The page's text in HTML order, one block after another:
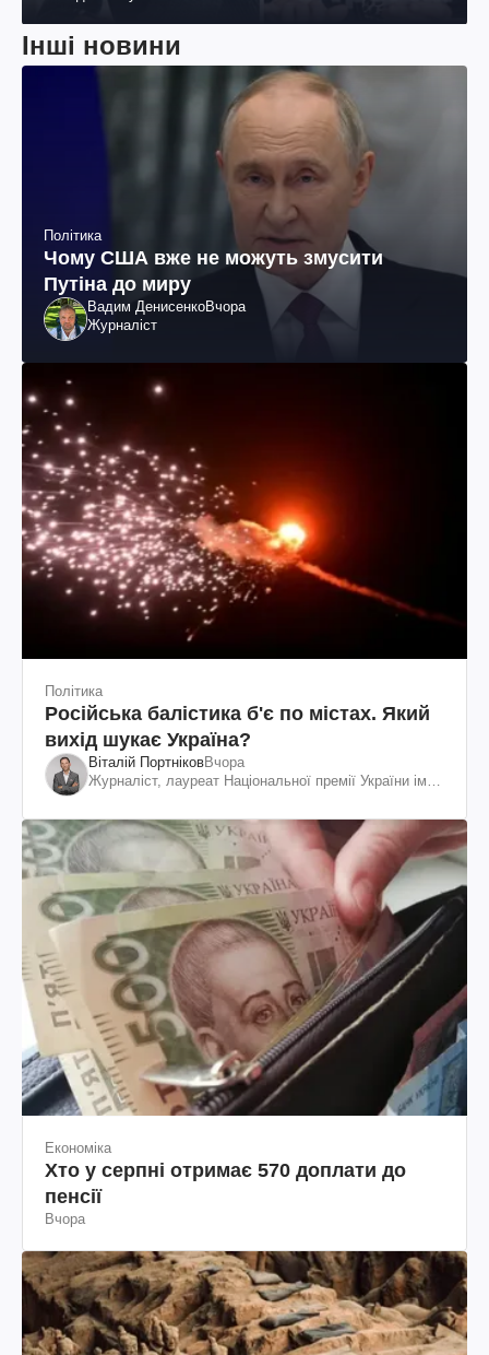
Інші новини
Політика
Чому США вже не можуть змусити
Путіна до миру
Вадим ДенисенкоВчора
Журналіст
Політика
Російська балістика б'є по містах. Який
вихід шукає Україна?
Віталій ПортніковВчора
Журналіст, лауреат Національної премії України ім.
Економіка
Хто у серпні отримає 570 доплати до
пенсії
Вчора